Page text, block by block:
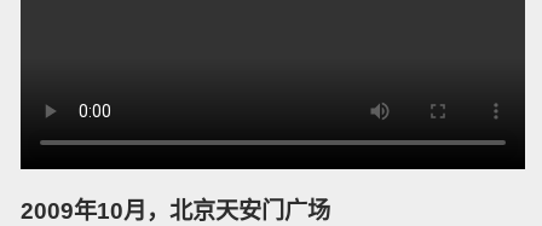
2009年10月，北京天安门广场